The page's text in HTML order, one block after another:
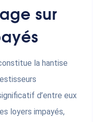
sur
la hantise
d’entre eux
loyers impayés,